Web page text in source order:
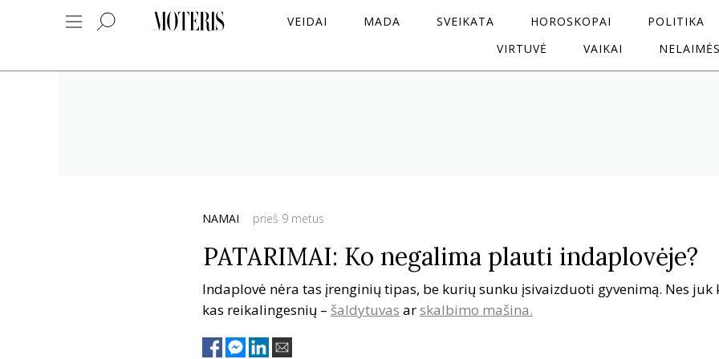
VEIDAI MADA SVEIKATA HOROSKOPAI
POLITIKA
VIRTUVĖ
VAIKAI
NAMAI prieš 9 metus
PATARIMAI: Ko negalima plauti indaplovėje?
Indaplovė nėra tas įrenginių tipas, be kurių sunku įsivaizduoti gyvenimą. Nes juk
kas reikalingesnių – šaldytuvas arskalbimo mašina.